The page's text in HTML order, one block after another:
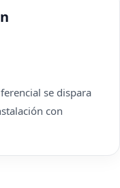
se dispara
con